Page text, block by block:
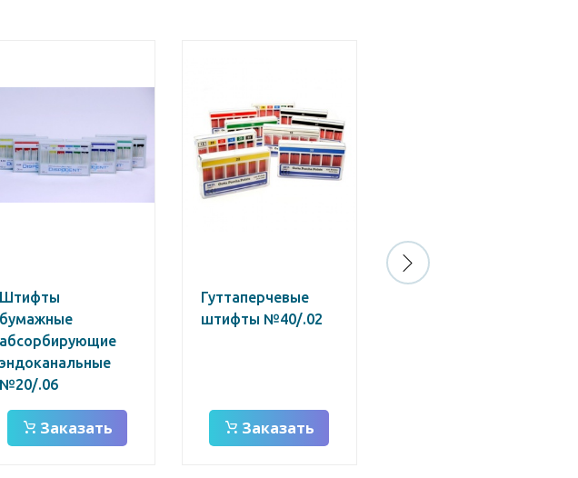
Штифты
бумажные
абсорбирующие
эндоканальные
№20/.06
Заказать
Гуттаперчевые
штифты №40/.02
Заказать